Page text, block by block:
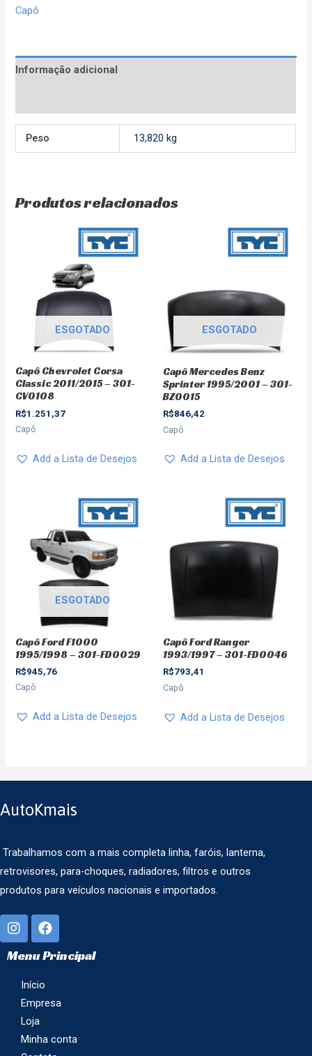
Capô
Informação adicional
Peso 13,820 kg
Produtos relacionados
ESGOTADO
Capô Chevrolet Corsa
Classic 2011/2015 – 301-
CV0108
R$1.251,37
Capô
Add a Lista de Desejos
ESGOTADO
Capô Mercedes Benz
Sprinter 1995/2001 – 301-
BZ0015
R$846,42
Capô
Add a Lista de Desejos
ESGOTADO
Capô Ford F1000
1995/1998 – 301-FD0029
R$945,76
Capô
Add a Lista de Desejos
Capô Ford Ranger
1993/1997 – 301-FD0046
R$793,41
Capô
Add a Lista de Desejos
AutoKmais
Trabalhamos com a mais completa linha, faróis, lanterna,
retrovisores, para-choques, radiadores, filtros e outros
produtos para veículos nacionais e importados.
Menu Principal
Início
Empresa
Loja
Minha conta